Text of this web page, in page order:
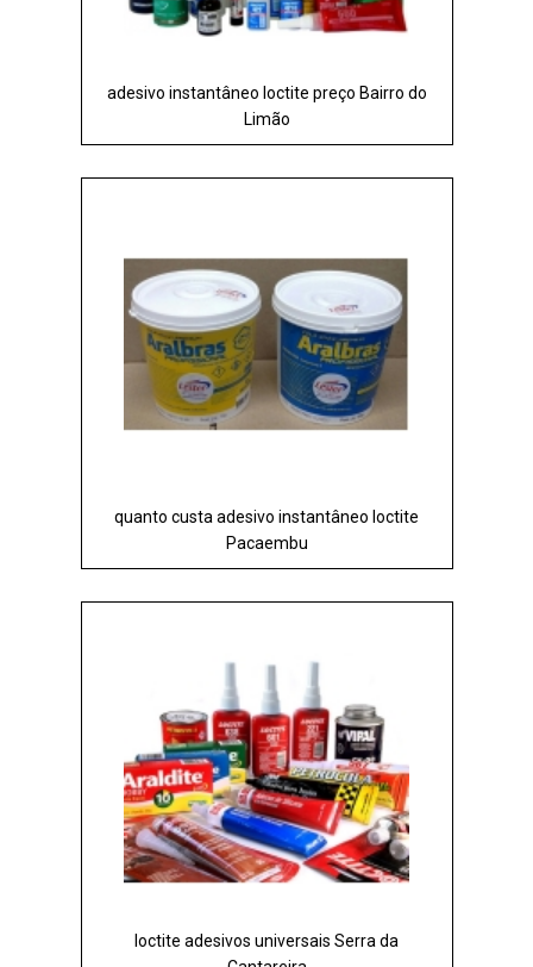
adesivo instantâneo loctite preço Bairro do
Limão
quanto custa adesivo instantâneo loctite
Pacaembu
loctite adesivos universais Serra da